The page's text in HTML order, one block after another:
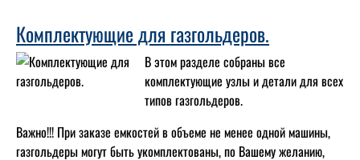
Комплектующие для газгольдеров.
В этом разделе собраны все
комплектующие узлы и детали для всех
типов газгольдеров.
Важно!!! При заказе емкостей в объеме не менее одной машины,
газгольдеры могут быть укомплектованы, по Вашему желанию,